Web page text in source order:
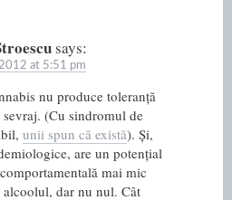
says:
at 5:51 pm
nu produce toleranță
(Cu sindromul de
unii spun că există). Și,
are un potențial
mai mic
dar nu nul. Cât